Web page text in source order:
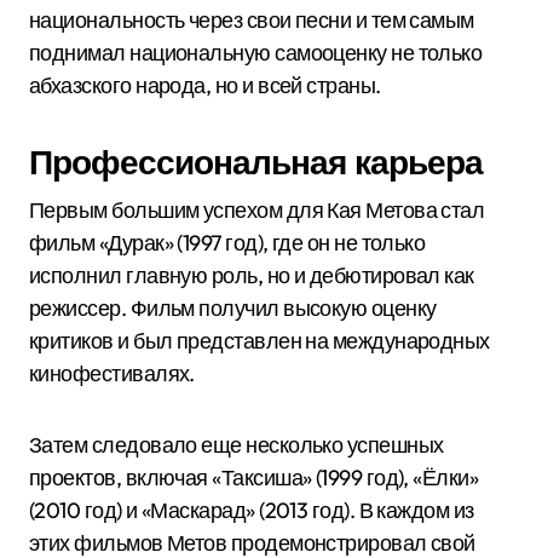
национальность через свои песни и тем самым
поднимал национальную самооценку не только
абхазского народа, но и всей страны.
Профессиональная карьера
Первым большим успехом для Кая Метова стал
фильм «Дурак» (1997 год), где он не только
исполнил главную роль, но и дебютировал как
режиссер. Фильм получил высокую оценку
критиков и был представлен на международных
кинофестивалях.
Затем следовало еще несколько успешных
проектов, включая «Таксиша» (1999 год), «Ёлки»
(2010 год) и «Маскарад» (2013 год). В каждом из
этих фильмов Метов продемонстрировал свой